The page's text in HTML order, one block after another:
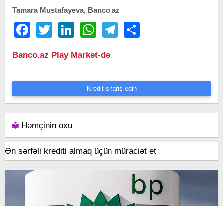
Tamara Mustafayeva, Banco.az
FacebookTwitter LinkedIn WhatsAppTelegram
Banco.az Play Market-də
Kredit sifariş edin
Həmçinin oxu
Ən sərfəli krediti almaq üçün müraciət et